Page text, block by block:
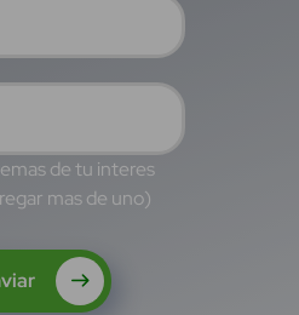
de tu interes
mas de uno)